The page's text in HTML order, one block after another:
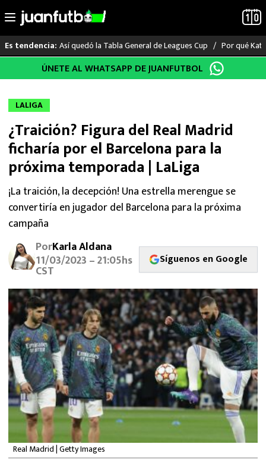
al
Es tendencia: Así quedó la Tabla General de Leagues Cup Por qué
LO ÚLTIMO
LIGA MX
RAYADOS
PUMAS
ATLANTE
SELECCIÓN MEXICANA
FUTBOL INTERNACIONAL
MEXICANOS EN EL EXTRANJERO
FUTBOL ESTUFA
FÓRMULA 1
BOXEO
LIGA MX
NFL
ÚNETE AL WHATSAPP DE JUANFUTBOL
LALIGA
¿Traición? Figura del Real Madrid
ficharía por el Barcelona para la
próxima temporada | LaLiga
¡La traición, la decepción! Una estrella merengue se
convertiría en jugador del Barcelona para la próxima
campaña
PorKarla Aldana
11/03/2023 – 21:05hs
CST
Síguenos en Google
Real Madrid | Getty Images